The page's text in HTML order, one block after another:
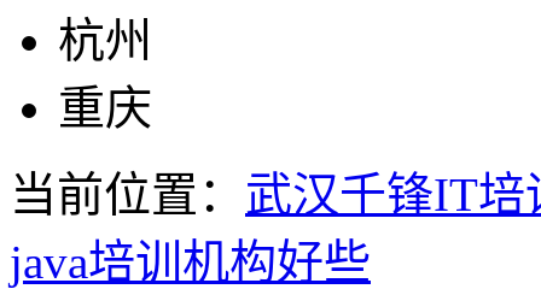
杭州
重庆
当前位置： 武汉千锋IT培
java培训机构好些